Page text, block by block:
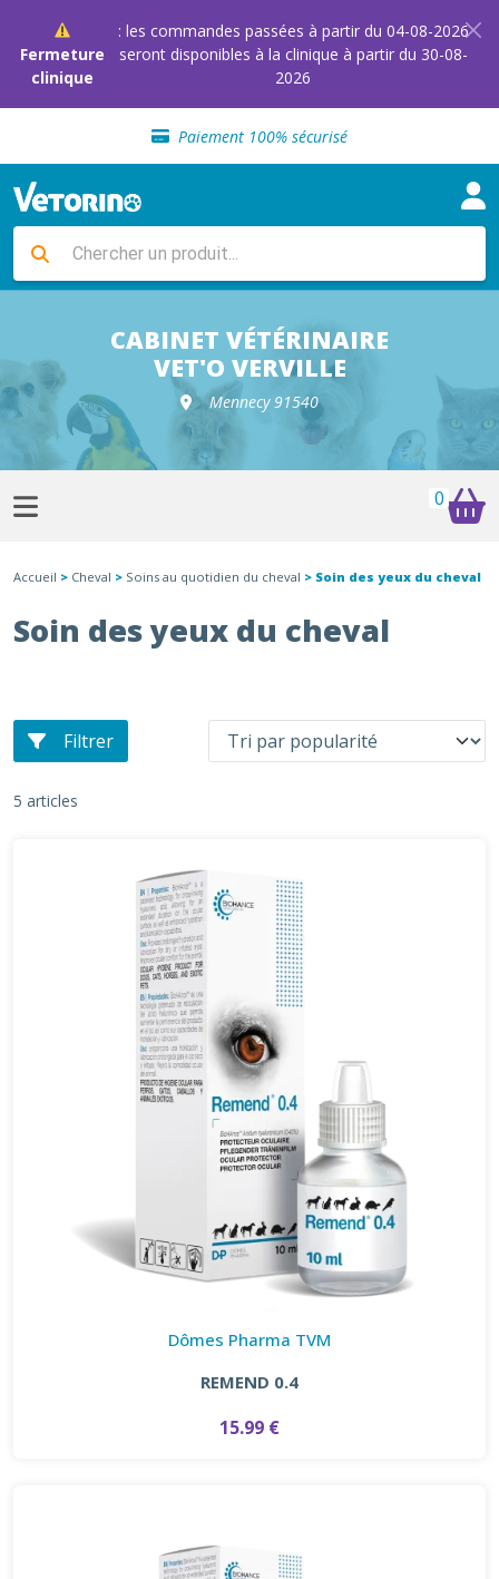
Fermeture
clinique
: les commandes passées à partir du 04-08-2026
seront disponibles à la clinique à partir du 30-08-
2026
Sélection de croquettes vétérinaire
Paiement 100% sécurisé
Livraison gratuite en clinique vétérinaire
Sélection de croquettes vétérinaire
Livraison gratuite en clinique vétérinaire
Retour gratuit en clinique
CABINET VÉTÉRINAIRE
VET'O VERVILLE
Mennecy 91540
0
Accueil > Cheval > Soins au quotidien du cheval > Soin des yeux du cheval
Soin des yeux du cheval
Filtrer
5 articles
Dômes Pharma TVM
REMEND 0.4
15.99 €